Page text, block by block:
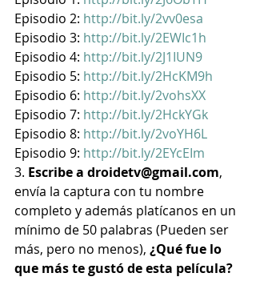
Episodio 2: http://bit.ly/2vv0esa
Episodio 3: http://bit.ly/2EWIc1h
Episodio 4: http://bit.ly/2J1IUN9
Episodio 5: http://bit.ly/2HcKM9h
Episodio 6: http://bit.ly/2vohsXX
Episodio 7: http://bit.ly/2HckYGk
Episodio 8: http://bit.ly/2voYH6L
Episodio 9: http://bit.ly/2EYcEIm
3. Escribe a droidetv@gmail.com,
envía la captura con tu nombre
completo y además platícanos en un
mínimo de 50 palabras (Pueden ser
más, pero no menos), ¿Qué fue lo
que más te gustó de esta película?